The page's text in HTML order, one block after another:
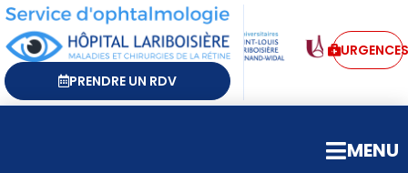
PRENDRE UN RDV
URGENCES
MENU